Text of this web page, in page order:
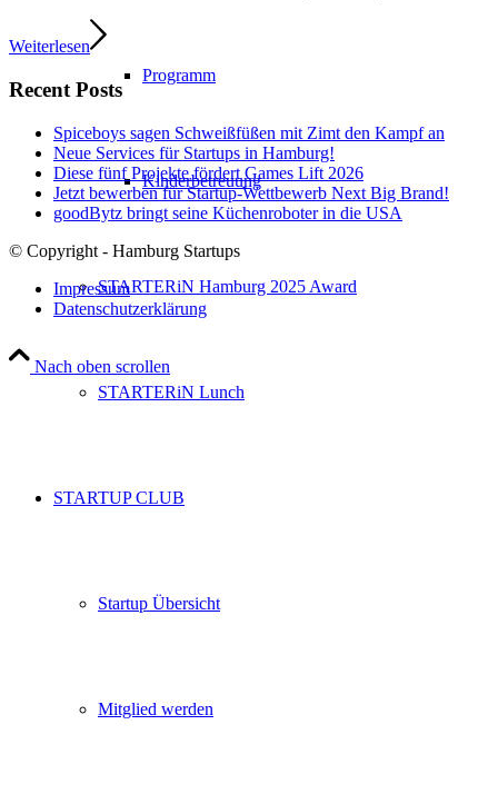
Programm
Kinderbetreuung
STARTERiN Hamburg 2025 Award
STARTERiN Lunch
STARTUP CLUB
Startup Übersicht
Mitglied werden
Weiterlesen
Recent Posts
Spiceboys sagen Schweißfüßen mit Zimt den Kampf an
Neue Services für Startups in Hamburg!
Diese fünf Projekte fördert Games Lift 2026
Jetzt bewerben für Startup-Wettbewerb Next Big Brand!
goodBytz bringt seine Küchenroboter in die USA
© Copyright - Hamburg Startups
Impressum
Datenschutzerklärung
Nach oben scrollen